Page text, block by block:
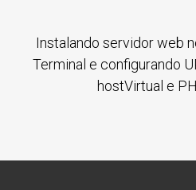
Instalando servidor web
Terminal e configurando
hostVirtual e